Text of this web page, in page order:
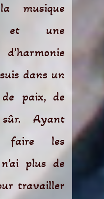
musique
et une
dans un
paix, de
Ayant
faire les
plus de
travailler